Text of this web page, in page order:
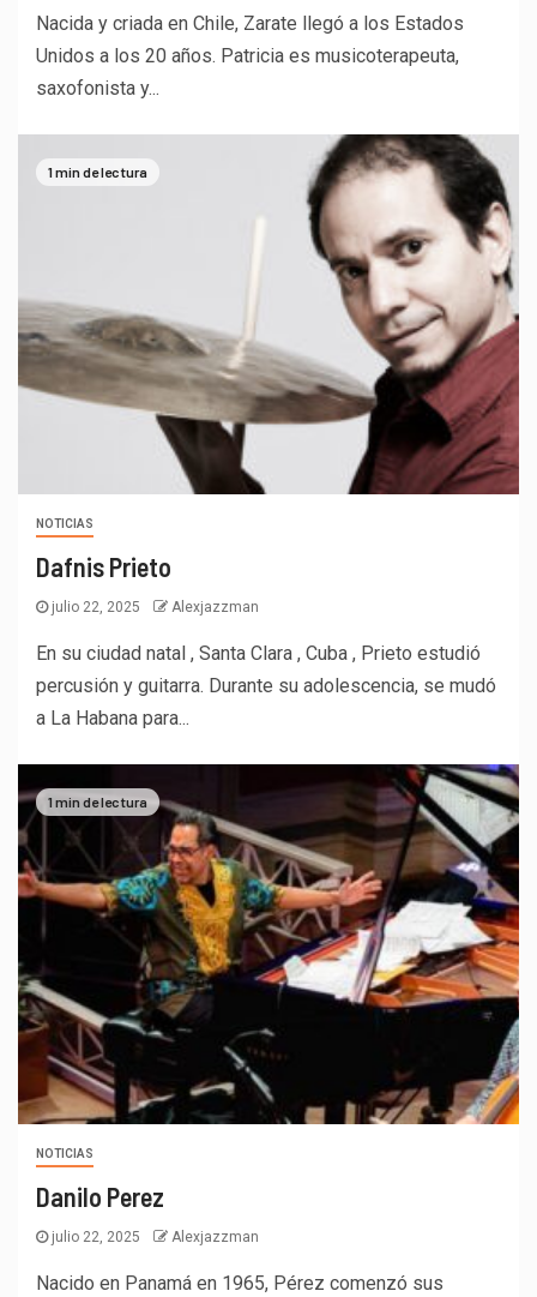
Nacida y criada en Chile, Zarate llegó a los Estados
Unidos a los 20 años. Patricia es musicoterapeuta,
saxofonista y...
1 min de lectura
NOTICIAS
Dafnis Prieto
julio 22, 2025 Alexjazzman
En su ciudad natal , Santa Clara , Cuba , Prieto estudió
percusión y guitarra. Durante su adolescencia, se mudó
a La Habana para...
1 min de lectura
NOTICIAS
Danilo Perez
julio 22, 2025 Alexjazzman
Nacido en Panamá en 1965, Pérez comenzó sus